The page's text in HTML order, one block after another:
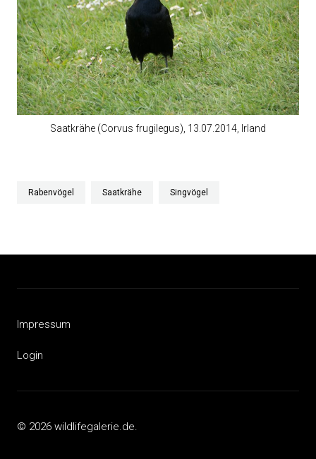
Saatkrähe (Corvus frugilegus), 13.07.2014, Irland
Rabenvögel Saatkrähe Singvögel
Impressum
Login
© 2026 wildlifegalerie.de.